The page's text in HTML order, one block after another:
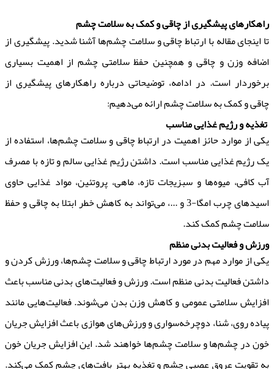
راهکارهای پیشگیری از چاقی و کمک به سلامت چشم
تا اینجای مقاله با ارتباط چاقی و سلامت چشم‌ها آشنا شدید. پیشگیری از
اضافه وزن و چاقی و همچنین حفظ سلامتی چشم از اهمیت بسیاری
برخوردار است. در ادامه، توضیحاتی درباره راهکارهای پیشگیری از
چاقی و کمک به سلامت چشم ارائه می‌دهیم:
تغذیه و رژیم غذایی مناسب
یکی از موارد حائز اهمیت در ارتباط چاقی و سلامت چشم‌ها، استفاده از
یک رژیم غذایی مناسب است. داشتن رژیم غذایی سالم و تازه با مصرف
آب کافی، میوه‌ها و سبزیجات تازه، ماهی، پروتئین، مواد غذایی حاوی
اسیدهای چرب امگا-3 و ...، می‌تواند به کاهش خطر ابتلا به چاقی و حفظ
سلامت چشم کمک کند.
ورزش و فعالیت بدنی منظم
یکی از موارد مهم در مورد ارتباط چاقی و سلامت چشم‌ها، ورزش کردن و
داشتن فعالیت بدنی منظم است. ورزش و فعالیت‌های بدنی مناسب باعث
افزایش سلامتی عمومی و کاهش وزن بدن می‌شوند. فعالیت‌هایی مانند
پیاده روی، شنا، دوچرخه‌سواری و ورزش‌های هوازی باعث افزایش جریان
خون در چشم‌ها و سلامت چشم‌ها خواهند شد. این افزایش جریان خون
به تقویت عروق عصبی چشم و تغذیه بهتر بافت‌های چشم کمک می‌کند.